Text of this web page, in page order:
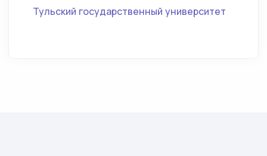
Тульский государственный университет